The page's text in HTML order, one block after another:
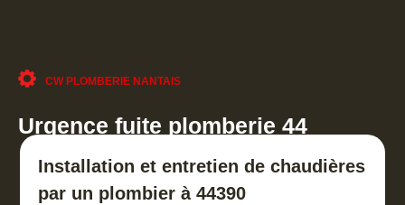
CW PLOMBERIE NANTAIS
Urgence fuite plomberie 44
Installation et entretien de chaudières
par un plombier à 44390